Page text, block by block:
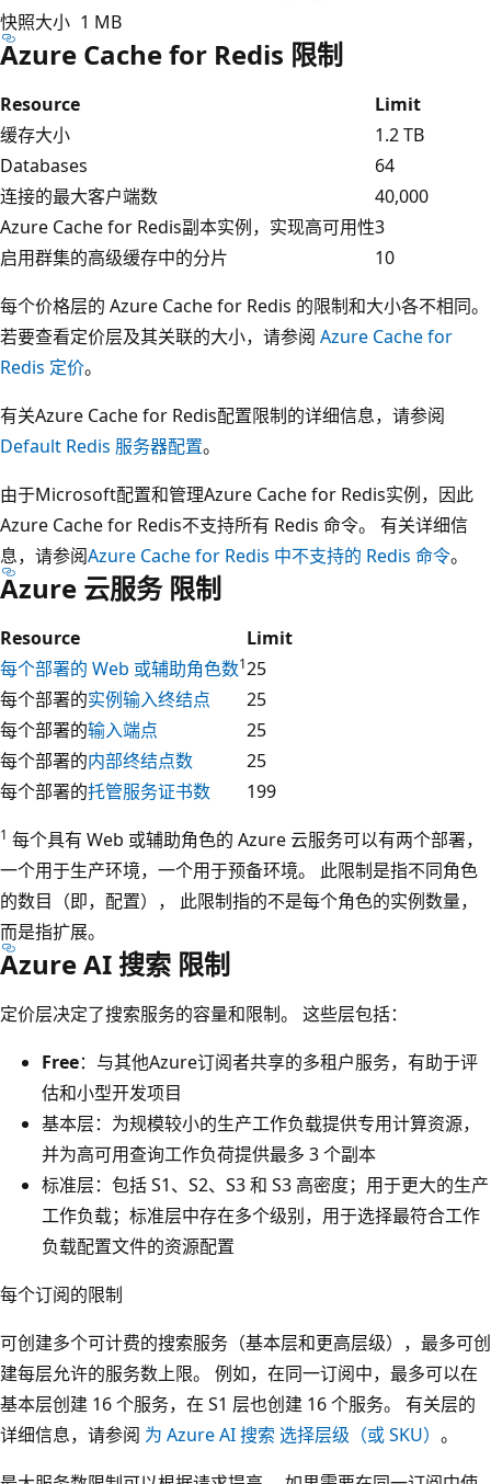
快照大小 1 MB
Azure Cache for Redis 限制
Resource
Limit
缓存大小
1.2 TB
Databases
64
连接的最大客户端数
40,000
Azure Cache for Redis副本实例，实现高可用性3
启用群集的高级缓存中的分片
10
每个价格层的 Azure Cache for Redis 的限制和大小各不相同。
若要查看定价层及其关联的大小，请参阅 Azure Cache for
Redis 定价。
有关Azure Cache for Redis配置限制的详细信息，请参阅
Default Redis 服务器配置。
由于Microsoft配置和管理Azure Cache for Redis实例，因此
Azure Cache for Redis不支持所有 Redis 命令。 有关详细信
息，请参阅Azure Cache for Redis 中不支持的 Redis 命令。
Azure 云服务 限制
Resource
Limit
每个部署的 Web 或辅助角色数125
每个部署的实例输入终结点
25
每个部署的输入端点
25
每个部署的内部终结点数
25
每个部署的托管服务证书数 199
1 每个具有 Web 或辅助角色的 Azure 云服务可以有两个部署，
一个用于生产环境，一个用于预备环境。 此限制是指不同角色
的数目（即，配置）， 此限制指的不是每个角色的实例数量，
而是指扩展。
Azure AI 搜索 限制
定价层决定了搜索服务的容量和限制。 这些层包括：
Free：与其他Azure订阅者共享的多租户服务，有助于评
估和小型开发项目
基本层：为规模较小的生产工作负载提供专用计算资源，
并为高可用查询工作负荷提供最多 3 个副本
标准层：包括 S1、S2、S3 和 S3 高密度；用于更大的生产
工作负载；标准层中存在多个级别，用于选择最符合工作
负载配置文件的资源配置
每个订阅的限制
可创建多个可计费的搜索服务（基本层和更高层级），最多可创
建每层允许的服务数上限。 例如，在同一订阅中，最多可以在
基本层创建 16 个服务，在 S1 层也创建 16 个服务。 有关层的
详细信息，请参阅 为 Azure AI 搜索 选择层级（或 SKU） 。